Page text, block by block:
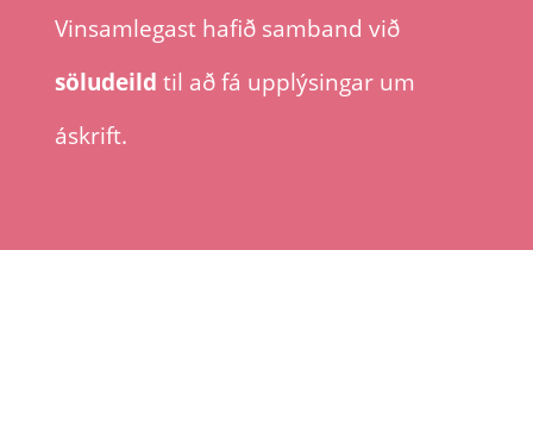
Vinsamlegast hafið samband við
söludeild til að fá upplýsingar um
áskrift.